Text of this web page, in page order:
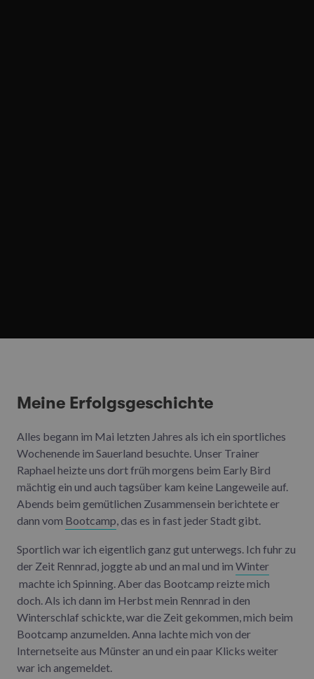
Meine Erfolgsgeschichte
Alles begann im Mai letzten Jahres als ich ein sportliches
Wochenende im Sauerland besuchte. Unser Trainer
Raphael heizte uns dort früh morgens beim Early Bird
mächtig ein und auch tagsüber kam keine Langeweile auf.
Abends beim gemütlichen Zusammensein berichtete er
dann vom Bootcamp, das es in fast jeder Stadt gibt.
Sportlich war ich eigentlich ganz gut unterwegs. Ich fuhr zu
der Zeit Rennrad, joggte ab und an mal und im Winter
machte ich Spinning. Aber das Bootcamp reizte mich
doch. Als ich dann im Herbst mein Rennrad in den
Winterschlaf schickte, war die Zeit gekommen, mich beim
Bootcamp anzumelden. Anna lachte mich von der
Internetseite aus Münster an und ein paar Klicks weiter
war ich angemeldet.